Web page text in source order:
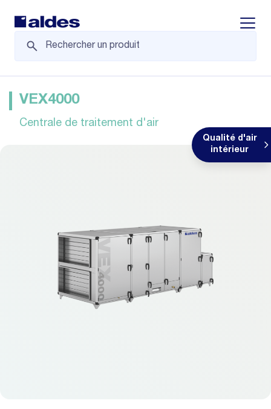
Qualité d'air
intérieur
VEX4000
Centrale de traitement d'air